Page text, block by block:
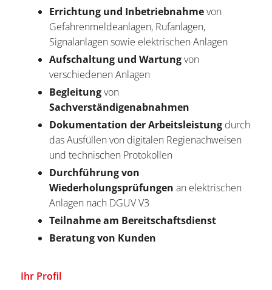
Errichtung und Inbetriebnahmevon
Gefahrenmeldeanlagen, Rufanlagen,
Signalanlagen sowie elektrischen Anlagen
Aufschaltung und Wartungvon
verschiedenen Anlagen
Begleitungvon
Sachverständigenabnahmen
Dokumentation der Arbeitsleistung durch
das Ausfüllen von digitalen Regienachweisen
und technischen Protokollen
Durchführung von
Wiederholungsprüfungen an elektrischen
Anlagen nach DGUV V3
Teilnahme am Bereitschaftsdienst
Beratung von Kunden
Ihr Profil